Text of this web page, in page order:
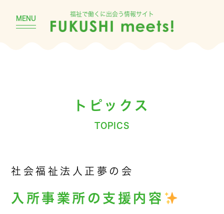
MENU
福祉で働くに出会う情報サイト
トピックス
TOPICS
社会福祉法人正夢の会
入所事業所の支援内容